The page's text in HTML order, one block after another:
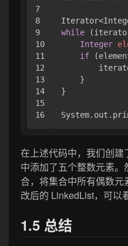
7
8
9
10
11
12
13
14
15
while
Integer
if
    }
}
在上述代码中，我们创
中添加了五个整数元素
合，将集合中所有偶数
改后的 LinkedList，可以
1.5 总结